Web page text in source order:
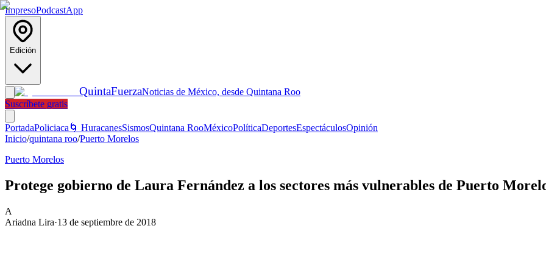
ImpresoPodcastApp
Edición
QuintaFuerzaNoticias de México, desde Quintana Roo
Suscríbete gratis
PortadaPoliciaca 🌀 HuracanesSismosQuintana RooMéxicoPolíticaDeportesEspectáculosOpinión
Inicio/quintana roo/Puerto Morelos
Puerto Morelos
Protege gobierno de Laura Fernández a los sectores más vulnerables de Puerto
A
Ariadna Lira·13 de septiembre de 2018